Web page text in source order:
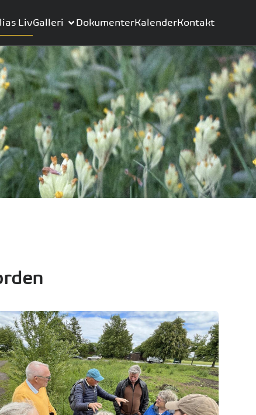
LivGalleri DokumenterKalenderKontakt